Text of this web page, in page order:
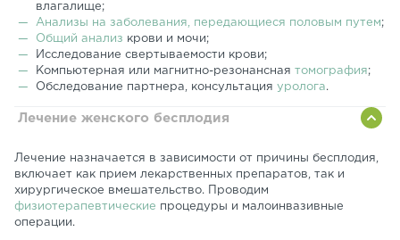
влагалище;
Анализы на заболевания, передающиеся половым путем;
Общий анализ крови и мочи;
Исследование свертываемости крови;
Компьютерная или магнитно-резонансная томография;
Обследование партнера, консультация уролога.
Лечение женского бесплодия
Лечение назначается в зависимости от причины бесплодия,
включает как прием лекарственных препаратов, так и
хирургическое вмешательство. Проводим
физиотерапевтические процедуры и малоинвазивные
операции.